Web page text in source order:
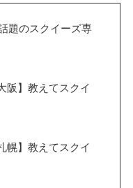
題のスクイーズ専
阪】教えてスクイ
幌】教えてスクイ